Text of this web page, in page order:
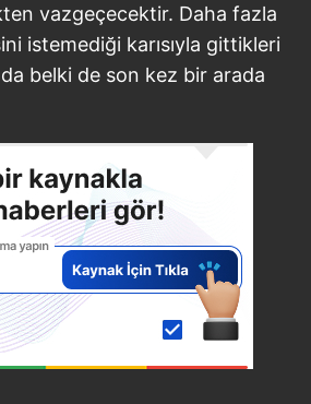
vazgeçecektir. Daha fazla
istemediği karısıyla gittikleri
belki de son kez bir arada